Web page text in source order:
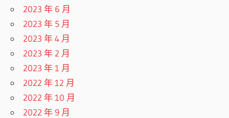
2023 年 6 月
2023 年 5 月
2023 年 4 月
2023 年 2 月
2023 年 1 月
2022 年 12 月
2022 年 10 月
2022 年 9 月